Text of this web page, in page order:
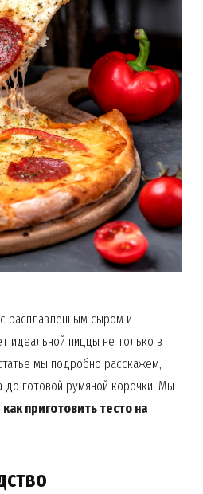
расплавленным сыром и
идеальной пиццы не только в
мы подробно расскажем,
готовой румяной корочки. Мы
как приготовить тесто на